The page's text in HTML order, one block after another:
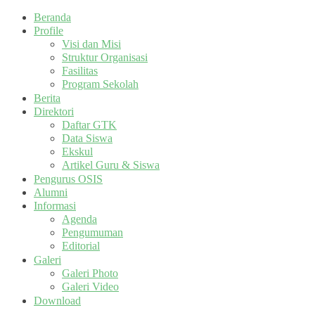
Beranda
Profile
Visi dan Misi
Struktur Organisasi
Fasilitas
Program Sekolah
Berita
Direktori
Daftar GTK
Data Siswa
Ekskul
Artikel Guru & Siswa
Pengurus OSIS
Alumni
Informasi
Agenda
Pengumuman
Editorial
Galeri
Galeri Photo
Galeri Video
Download